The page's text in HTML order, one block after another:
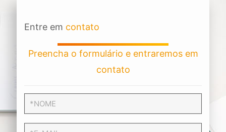
Entre em contato
Preencha o formulário e entraremos em
contato